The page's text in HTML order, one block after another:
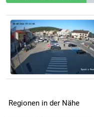
Regionen in der Nähe